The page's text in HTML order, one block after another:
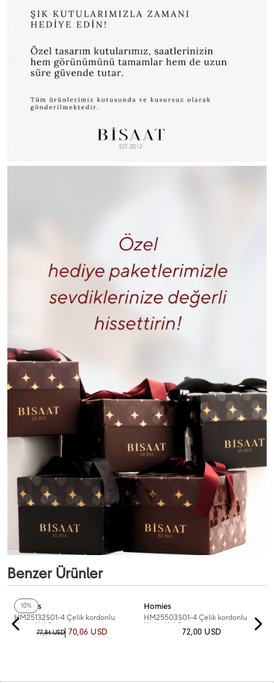
Benzer Ürünler
10%
Homies
HM25132S01-4 Çelik kordonlu
Kadın Kol Saati
77,84 USD 70,06 USD
Homies
HM25503S01-4 Çelik kordonlu
Kadın Kol Saati
72,00 USD